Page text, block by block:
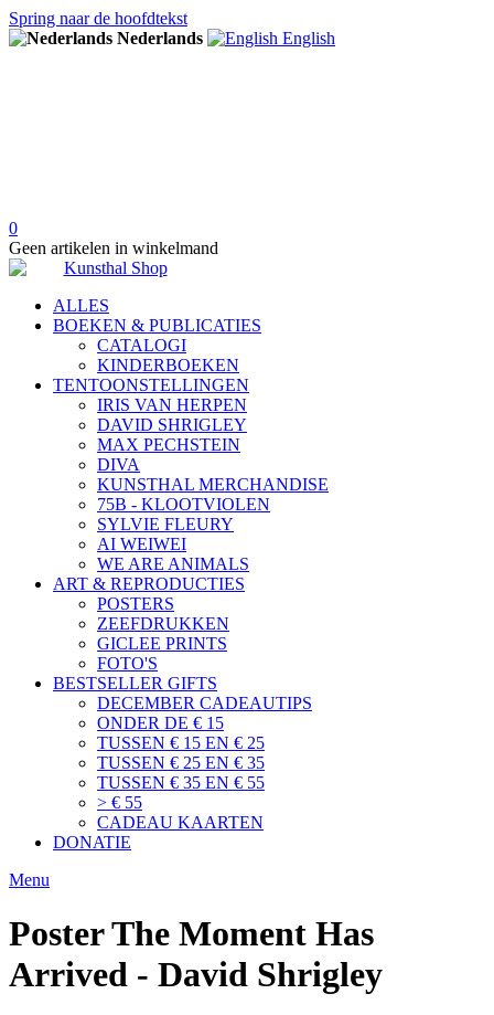
Spring naar de hoofdtekst
Nederlands
English
0
Geen artikelen in winkelmand
ALLES
BOEKEN & PUBLICATIES
CATALOGI
KINDERBOEKEN
TENTOONSTELLINGEN
IRIS VAN HERPEN
DAVID SHRIGLEY
MAX PECHSTEIN
DIVA
KUNSTHAL MERCHANDISE
75B - KLOOTVIOLEN
SYLVIE FLEURY
AI WEIWEI
WE ARE ANIMALS
ART & REPRODUCTIES
POSTERS
ZEEFDRUKKEN
GICLEE PRINTS
FOTO'S
BESTSELLER GIFTS
DECEMBER CADEAUTIPS
ONDER DE € 15
TUSSEN € 15 EN € 25
TUSSEN € 25 EN € 35
TUSSEN € 35 EN € 55
> € 55
CADEAU KAARTEN
DONATIE
Menu
Poster The Moment Has
Arrived - David Shrigley